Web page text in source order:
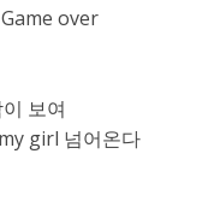
over
보여
girl 넘어온다